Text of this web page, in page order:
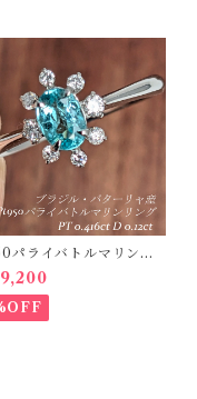
パライバトルマリンリ
ラジル・バターリャ産
バトルマリン 0.416ct
モンド 0.12ct【PRO2
】